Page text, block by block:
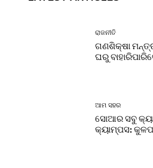
ରାଜନୀତି
ଗଣଶିକ୍ଷା
ଘରୁ
ଆମ ସହର
ସୋଆର ସବୁ
କ୍ୟାମ୍ପସ: